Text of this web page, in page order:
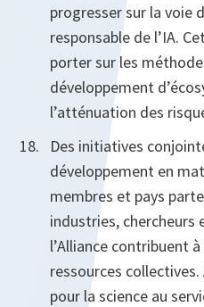
progresser sur la voie
responsable de l’IA.
porter sur les
développement
l’atténuation des
Des initiatives
développement en
membres et pays
industries, chercheurs
l’Alliance contribuent
ressources
pour la science au